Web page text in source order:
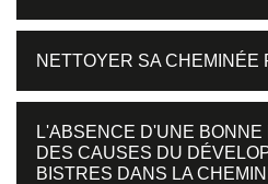
NETTOYER SA CHEMINÉE
L'ABSENCE D'UNE BONNE
DES CAUSES DU
BISTRES DANS LA